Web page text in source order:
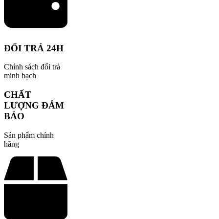
ĐỔI TRẢ 24H
Chính sách đổi trả
minh bạch
CHẤT
LƯỢNG ĐẢM
BẢO
Sản phẩm chính
hãng